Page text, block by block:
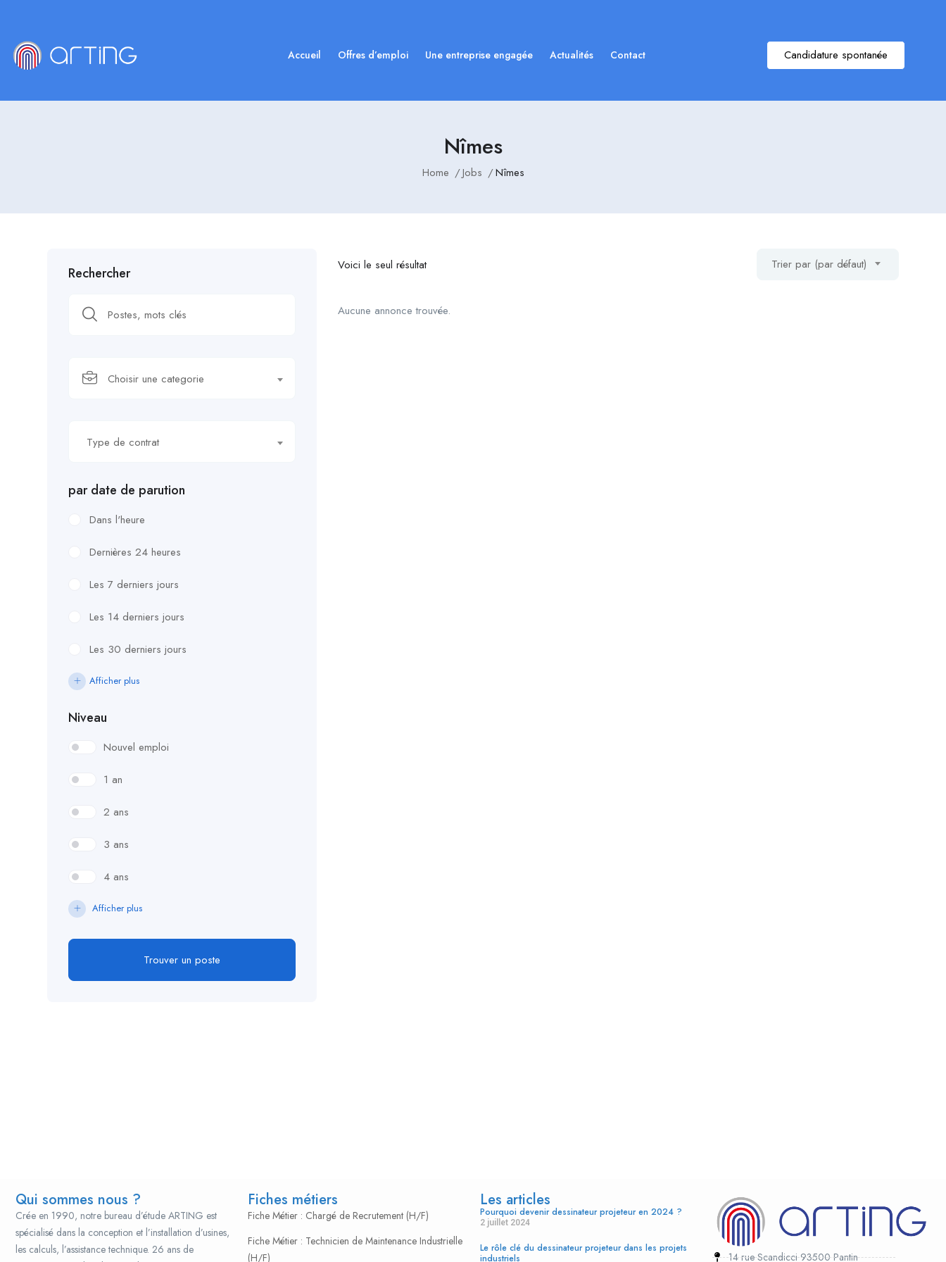
Accueil Offres d’emploi Une entreprise engagée Actualités Contact Candidature spontanée
Nîmes
Home Jobs Nîmes
Rechercher
Choisir une categorie
Type de contrat
par date de parution
Dans l'heure
Dernières 24 heures
Les 7 derniers jours
Les 14 derniers jours
Les 30 derniers jours
Afficher plus
Niveau
Nouvel emploi
1 an
2 ans
3 ans
4 ans
Afficher plus
Trouver un poste
Voici le seul résultat Trier par (par défaut)
Aucune annonce trouvée.
Qui sommes nous ?
Crée en 1990, notre bureau d’étude ARTING est
spécialisé dans la conception et l’installation d’usines,
les calculs, l’assistance technique. 26 ans de
Fiches métiers
Fiche Métier : Chargé de Recrutement (H/F)
Fiche Métier : Technicien de Maintenance Industrielle
(H/F)
Les articles
Pourquoi devenir dessinateur projeteur en 2024 ?
2 juillet 2024
Le rôle clé du dessinateur projeteur dans les projets
industriels
14 rue Scandicci 93500 Pantin